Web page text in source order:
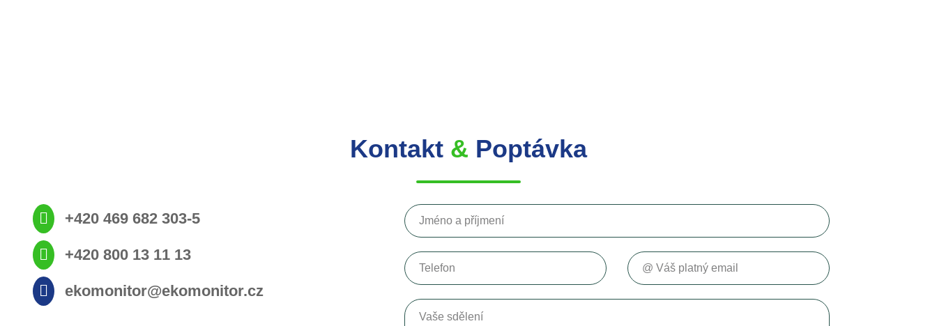
Kontakt & Poptávka
+420 469 682 303-5
+420 800 13 11 13
ekomonitor@ekomonitor.cz
Jméno a příjmení
Telefon Váš platný email
Vaše sdělení